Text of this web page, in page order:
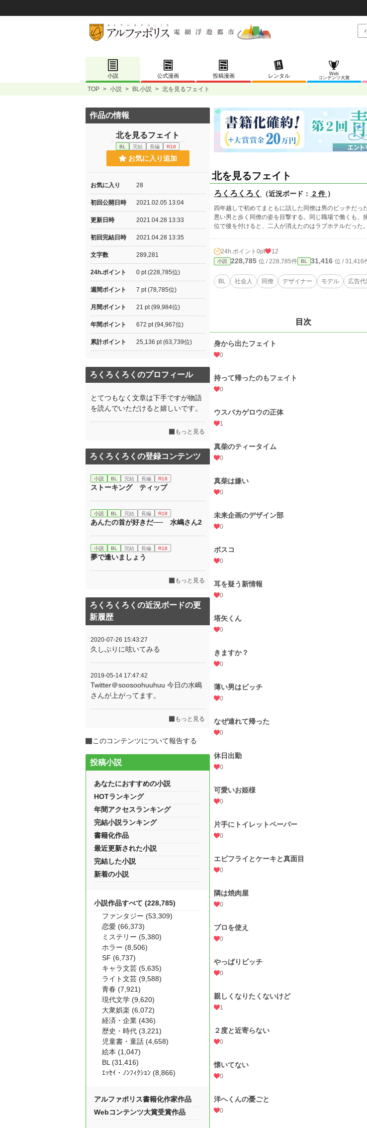
小説 公式漫画 投稿漫画 レンタル
Web
コンテンツ大賞
TOP > 小説 > BL小説 > 北を見るフェイト
北を見るフェイト
ろくろくろく （近況ボード： 2 件 ）
四年越しで初めてまともに話した同僚は男のビッチだ
悪い男と歩く同僚の姿を目撃する。同じ職場で働くも
位で後を付けると、二人が消えたのはラブホテルだった。
24h.ポイント 0pt 12
小説 228,785 位 / 228,785件 BL 31,416 位 / 31,416
BL 社会人 同僚 デザイナー モデル 広告
目次
身から出たフェイト
0
持って帰ったのもフェイト
0
ウスバカゲロウの正体
1
真柴のティータイム
0
真柴は嫌い
0
未来企画のデザイン部
0
ボスコ
0
耳を疑う新情報
0
塔矢くん
0
きますか？
0
薄い男はビッチ
0
なぜ連れて帰った
0
休日出勤
0
可愛いお姫様
0
片手にトイレットペーパー
0
エビフライとケーキと真面目
0
隣は焼肉屋
0
プロを使え
0
やっぱりビッチ
0
親しくなりたくないけど
1
２度と近寄らない
0
懐いてない
0
洋へくんの憂ごと
0
作品の情報
北を見るフェイト
BL 完結 長編 R18
お気に入り追加
お気に入り 28
初回公開日時 2021.02.05 13:04
更新日時 2021.04.28 13:33
初回完結日時 2021.04.28 13:35
文字数 289,281
24h.ポイント 0 pt (228,785位)
週間ポイント 7 pt (78,785位)
月間ポイント 21 pt (99,984位)
年間ポイント 672 pt (94,967位)
累計ポイント 25,136 pt (63,739位)
ろくろくろくのプロフィール
とてつもなく文章は下手ですが物語
を読んでいただけると嬉しいです。
もっと見る
ろくろくろくの登録コンテンツ
小説 BL 完結 長編 R18
ストーキング ティップ
小説 BL 完結 長編 R18
あんたの首が好きだ── 水嶋さん2
小説 BL 完結 長編 R18
夢で逢いましょう
もっと見る
ろくろくろくの近況ボードの更
新履歴
2020-07-26 15:43:27
久しぶりに呟いてみる
2019-05-14 17:47:42
Twitter＠soosoohuuhuu 今日の水嶋
さんが上がってます。
もっと見る
このコンテンツについて報告する
投稿小説
あなたにおすすめの小説
HOTランキング
年間アクセスランキング
完結小説ランキング
書籍化作品
最近更新された小説
完結した小説
新着の小説
小説作品すべて (228,785)
ファンタジー (53,309)
恋愛 (66,373)
ミステリー (5,380)
ホラー (8,506)
SF (6,737)
キャラ文芸 (5,635)
ライト文芸 (9,588)
青春 (7,921)
現代文学 (9,620)
大衆娯楽 (6,072)
経済・企業 (436)
歴史・時代 (3,221)
児童書・童話 (4,658)
絵本 (1,047)
BL (31,416)
ｴｯｾｲ・ﾉﾝﾌｨｸｼｮﾝ (8,866)
アルファポリス書籍化作家作品
Webコンテンツ大賞受賞作品